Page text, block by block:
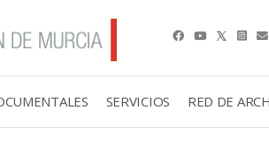
SERVICIOS RED DE